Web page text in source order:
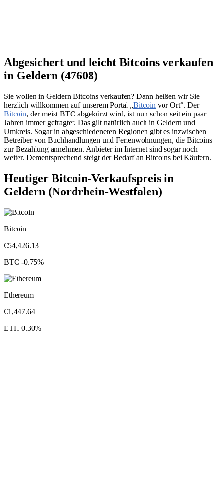
Abgesichert und leicht Bitcoins verkaufen
in Geldern (47608)
Sie wollen in Geldern Bitcoins verkaufen? Dann heißen wir Sie
herzlich willkommen auf unserem Portal „Bitcoin vor Ort“. Der
Bitcoin, der meist BTC abgekürzt wird, ist nun schon seit ein paar
Jahren immer gefragter. Das gilt natürlich auch in Geldern und
Umkreis. Sogar in abgeschiedeneren Regionen gibt es inzwischen
Betreiber von Buchhandlungen und Ferienwohnungen, die Bitcoins
zur Bezahlung annehmen. Anbieter im Internet sind sogar noch
weiter. Dementsprechend steigt der Bedarf an Bitcoins bei Käufern.
Heutiger Bitcoin-Verkaufspreis in
Geldern (Nordrhein-Westfalen)
Bitcoin
€54,426.13
BTC -0.75%
Ethereum
€1,447.64
ETH 0.30%